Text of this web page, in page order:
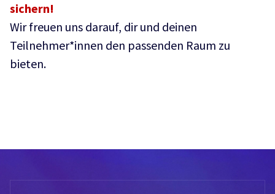
sichern!
Wir freuen uns darauf, dir und deinen
Teilnehmer*innen den passenden Raum zu
bieten.